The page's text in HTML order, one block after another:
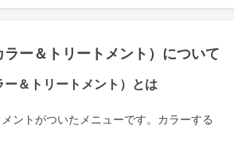
ー＆トリートメント）について
＆トリートメント）とは
ントがついたメニューです。カラーする